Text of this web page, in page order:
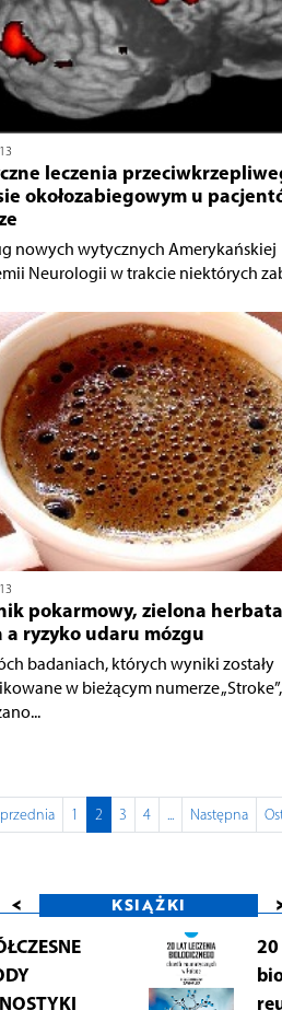
leczenia
okołozabiegowym u
nowych wytycznych Amerykańskiej
Neurologii w trakcie niektórych
pokarmowy, zielona
a ryzyko udaru mózgu
badaniach, których wyniki zostały
w bieżącym numerze „Stroke”,
1 2 3 4 ... Następna
< KSIĄŻKI